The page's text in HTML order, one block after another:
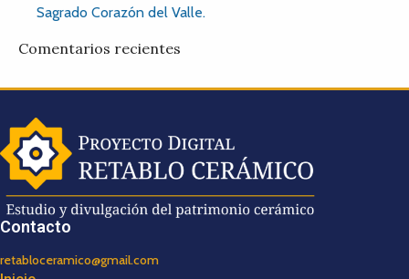
Sagrado Corazón del Valle.
Comentarios recientes
Contacto
retabloceramico@gmail.com